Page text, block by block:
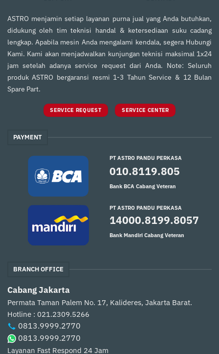
ASTRO menjamin setiap layanan purna jual yang Anda butuhkan,
didukung oleh tim teknisi handal & ketersediaan suku cadang
lengkap. Apabila mesin Anda mengalami kendala, segera Hubungi
Kami. Kami akan menjadwalkan kunjungan teknisi maksimal 1x24
jam setelah adanya service request dari Anda. Note: Seluruh
produk ASTRO bergaransi resmi 1-3 Tahun Service & 12 Bulan
Spare Part.
SERVICE REQUEST SERVICE CENTER
PAYMENT
PT ASTRO PANDU PERKASA
010.8119.805
Bank BCA Cabang Veteran
PT ASTRO PANDU PERKASA
14000.8199.8057
Bank Mandiri Cabang Veteran
BRANCH OFFICE
Cabang Jakarta
Permata Taman Palem No. 17, Kalideres, Jakarta Barat.
Hotline : 021.2309.5266
0813.9999.2770
0813.9999.2770
Layanan Fast Respond 24 Jam